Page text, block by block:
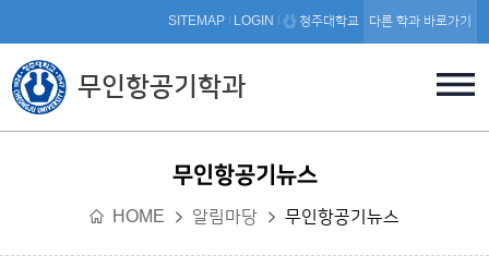
본문 바로가기
무인항공기학과
SITEMAP LOGIN 청주대학교 다른 학과 바로가기
무인항공기뉴스
HOME 알림마당 무인항공기뉴스